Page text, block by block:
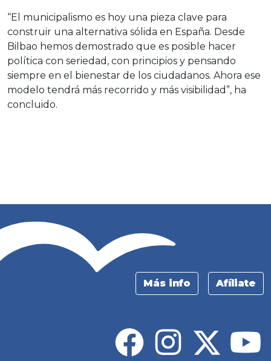
“El municipalismo es hoy una pieza clave para
construir una alternativa sólida en España. Desde
Bilbao hemos demostrado que es posible hacer
política con seriedad, con principios y pensando
siempre en el bienestar de los ciudadanos. Ahora ese
modelo tendrá más recorrido y más visibilidad”, ha
concluido.
Más info Afíliate